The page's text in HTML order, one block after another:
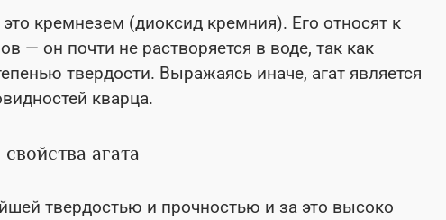
кремнезем (диоксид кремния). Его относят к
— он почти не растворяется в воде, так как
твердости. Выражаясь иначе, агат является
кварца.
агата
твердостью и прочностью и за это высоко